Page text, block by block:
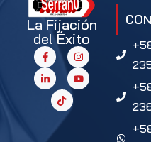
La Fijación
del Éxito